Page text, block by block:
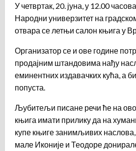
У четвртак, 20. јуна, у 12.00
Народни универзитет на
отвара се летњи салон књига у
Организатор се и ове године
продајним штандовима нађу
еминентних издавачких кућа, а
попуста.
Љубитељи писане речи ће на
књига имати прилику да на
купе књиге занимљивих наслова,
мале Иконије и Теодоре